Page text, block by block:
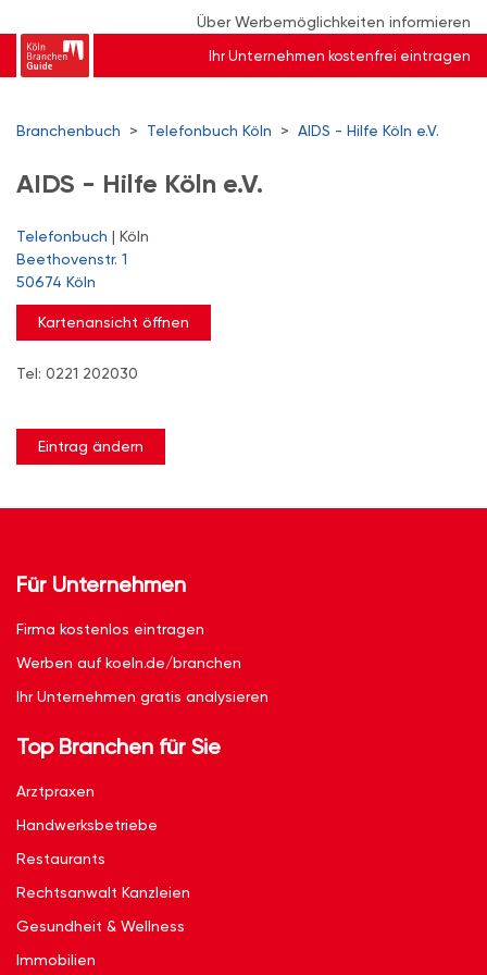
Über Werbemöglichkeiten informieren
Ihr Unternehmen kostenfrei eintragen
Branchenbuch > Telefonbuch Köln > AIDS - Hilfe Köln e.V.
AIDS - Hilfe Köln e.V.
Telefonbuch | Köln
Beethovenstr. 1
50674 Köln
Kartenansicht öffnen
Tel: 0221 202030
Eintrag ändern
Für Unternehmen
Firma kostenlos eintragen
Werben auf koeln.de/branchen
Ihr Unternehmen gratis analysieren
Top Branchen für Sie
Arztpraxen
Handwerksbetriebe
Restaurants
Rechtsanwalt Kanzleien
Gesundheit & Wellness
Immobilien